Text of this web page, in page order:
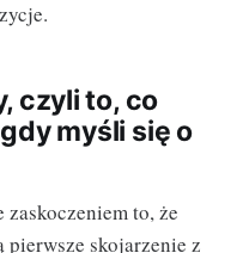
czyli to, co
myśli się o
to, że
pierwsze skojarzenie z